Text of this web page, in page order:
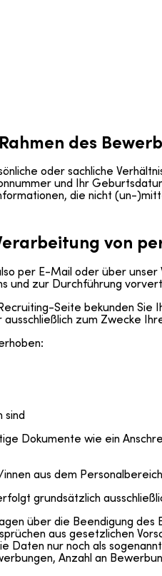
des
oder sachliche
und Ihr
die nicht (un-
von
per E-Mail oder über
und zur Durchführung
Seite bekunden Sie
zum Zwecke
sind
Dokumente wie ein
aus dem
grundsätzlich
über die Beendigung
aus gesetzlichen
Daten nur noch als
Anzahl an